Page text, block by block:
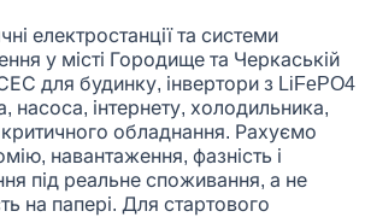
електростанції та системи
у місті Городище та Черкаській
СЕС для будинку, інвертори з LiFePO4
насоса, інтернету, холодильника,
критичного обладнання. Рахуємо
навантаження, фазність і
під реальне споживання, а не
на папері. Для стартового